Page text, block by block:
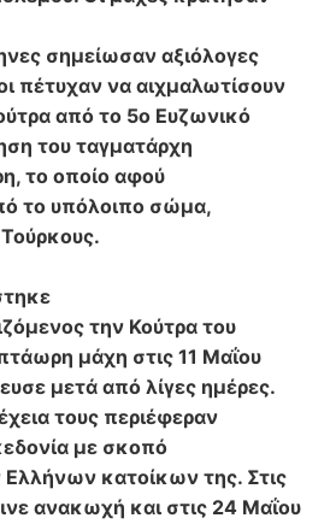
σημείωσαν αξιόλογες
πέτυχαν να αιχμαλωτίσουν
από το 5ο Ευζωνικό
του ταγματάρχη
το οποίο αφού
το υπόλοιπο σώμα,
την Κούτρα του
μάχη στις 11 Μαΐου
μετά από λίγες ημέρες.
τους περιέφεραν
με σκοπό
κατοίκων της. Στις
ανακωχή και στις 24 Μαΐου